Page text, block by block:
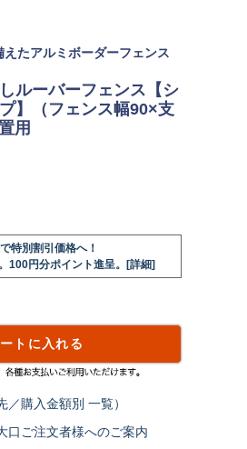
たアルミボーダーフェンス
ルーバーフェンス【シ
】（フェンス幅90×支
用
特別割引価格へ！
100円分ポイント進呈。[詳細]
トに入れる
／購入金額別 一覧）
口ご注文者様へのご案内